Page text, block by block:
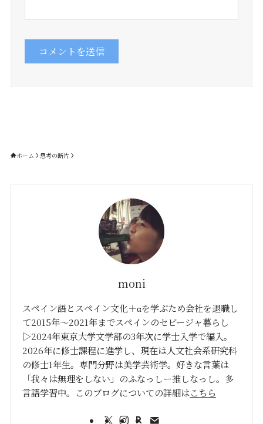
ホーム 思考の断片
moni
スペイン語とスペイン文化＋αを学ぶため会社を退職し
て2015年〜2021年までスペインのセビージャ暮らし
▷2024年東京大学文学部の3年次に学士入学で編入。
2026年に修士課程に進学し、現在は人文社会系研究科
の修士1年生。専門分野は美学芸術学。好きな言葉は
「我々は無理をしない」のふなっしー推しなっし。多
言語学習中。このブログについての詳細はこちら